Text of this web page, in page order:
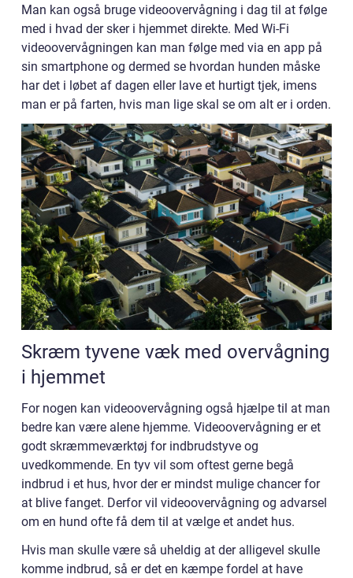
Man kan også bruge videoovervågning i dag til at følge
med i hvad der sker i hjemmet direkte. Med Wi-Fi
videoovervågningen kan man følge med via en app på
sin smartphone og dermed se hvordan hunden måske
har det i løbet af dagen eller lave et hurtigt tjek, imens
man er på farten, hvis man lige skal se om alt er i orden.
Skræm tyvene væk med overvågning
i hjemmet
For nogen kan videoovervågning også hjælpe til at man
bedre kan være alene hjemme. Videoovervågning er et
godt skræmmeværktøj for indbrudstyve og
uvedkommende. En tyv vil som oftest gerne begå
indbrud i et hus, hvor der er mindst mulige chancer for
at blive fanget. Derfor vil videoovervågning og advarsel
om en hund ofte få dem til at vælge et andet hus.
Hvis man skulle være så uheldig at der alligevel skulle
komme indbrud, så er det en kæmpe fordel at have